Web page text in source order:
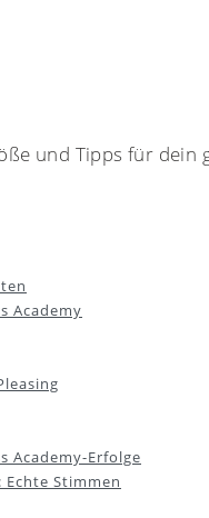
und Tipps für dein
Academy
Academy-Erfolge
Stimmen